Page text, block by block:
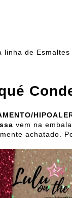
linha de
vem na
achatado.